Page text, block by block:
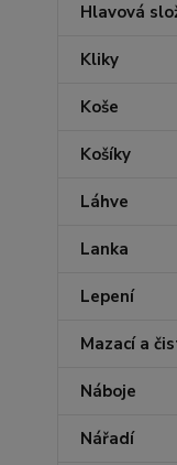
Hlavová
Kliky
Koše
Košíky
Láhve
Lanka
Lepení
Mazací a
Náboje
Nářadí